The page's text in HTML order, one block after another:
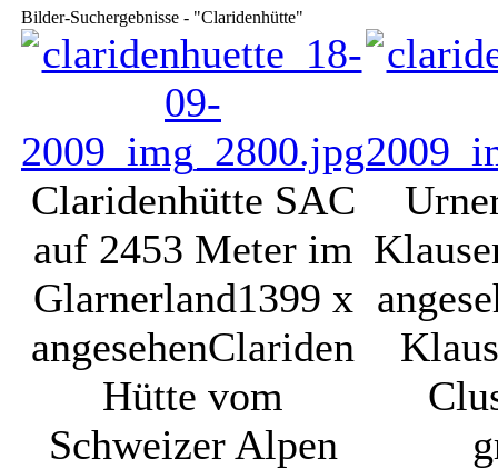
Bilder-Suchergebnisse - "Claridenhütte"
Claridenhütte SAC
auf 2453 Meter im
Glarnerland1399 x
angesehenClariden
Hütte vom
Schweizer Alpen